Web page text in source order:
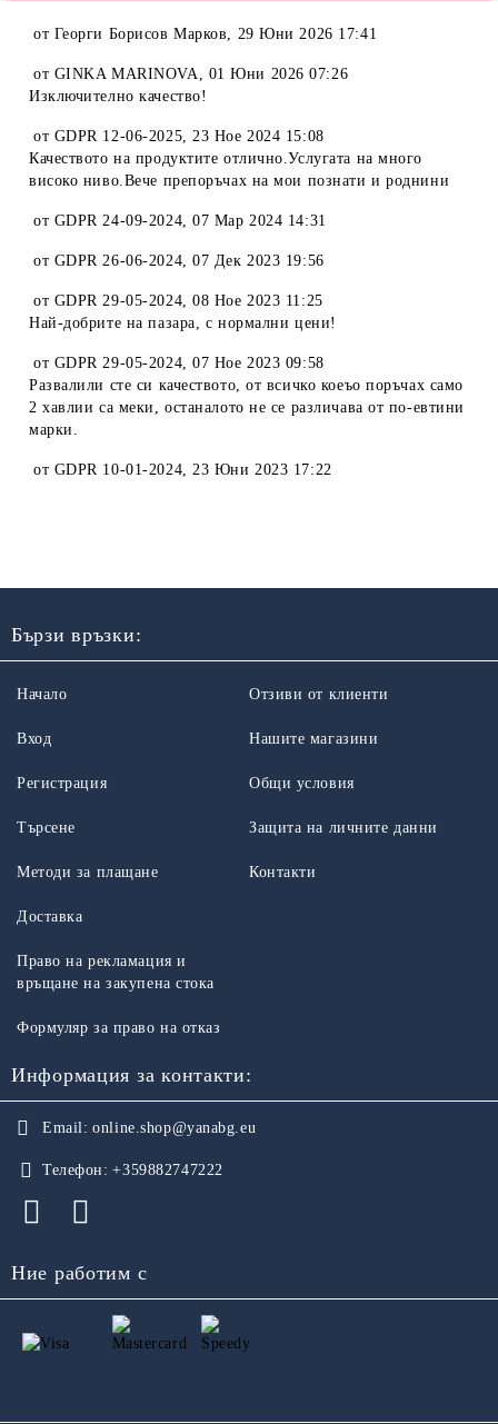
от Георги Борисов Марков, 29 Юни 2026 17:41
от GINKA MARINOVA, 01 Юни 2026 07:26
Изключително качество!
от GDPR 12-06-2025,23 Ное 2024 15:08
Качеството на продуктите отлично.Услугата на много
високо ниво.Вече препоръчах на мои познати и роднини
от GDPR 24-09-2024,07 Мар 2024 14:31
от GDPR 26-06-2024,07 Дек 2023 19:56
от GDPR 29-05-2024,08 Ное 2023 11:25
Най-добрите на пазара, с нормални цени!
от GDPR 29-05-2024,07 Ное 2023 09:58
Развалили сте си качеството, от всичко коеъо поръчах само
2 хавлии са меки, останалото не се различава от по-евтини
марки.
от GDPR 10-01-2024,23 Юни 2023 17:22
Бързи връзки:
Начало
Вход
Регистрация
Търсене
Отзиви от клиенти
Нашите магазини
Общи условия
Защита на личните данни
Методи за плащане
Доставка
Право на рекламация и
връщане на закупена стока
Формуляр за право на отказ
Контакти
Информация за контакти:
Email: online.shop@yanabg.eu
Телефон: +359882747222
Ние работим с